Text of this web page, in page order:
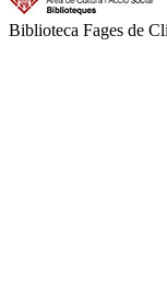
Biblioteca Fages de